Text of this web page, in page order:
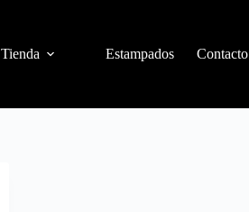
Tienda Estampados Contacto